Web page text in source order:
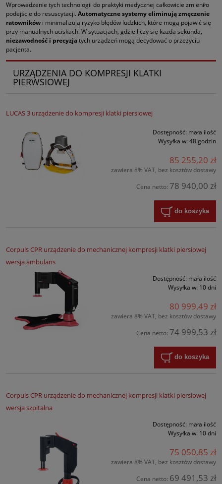
Wprowadzenie tych technologii do praktyki medycznej całkowicie zmieniło
podejście do resuscytacji. Automatyczne systemy eliminują zmęczenie
ratowników i minimalizują ryzyko błędów ludzkich, które mogą pojawić się
przy manualnych uciskach. W sytuacjach, gdzie liczy się każda sekunda,
niezawodność i precyzjatych urządzeń mogą decydować o przeżyciu
pacjenta.
URZĄDZENIA DO KOMPRESJI KLATKI
PIERWSIOWEJ
LUCAS 3 urządzenie do kompresji klatki piersiowej
Dostępność: mała ilość
Wysyłka w: 48 godzin
85 255,20 zł
zawiera 8% VAT, bez kosztów dostawy
Cena netto: 78 940,00 zł
do koszyka
Corpuls CPR urządzenie do mechanicznej kompresji klatki piersiowej
wersja ambulans
Dostępność: mała ilość
Wysyłka w: 10 dni
80 999,49 zł
zawiera 8% VAT, bez kosztów dostawy
Cena netto: 74 999,53 zł
do koszyka
Corpuls CPR urządzenie do mechanicznej kompresji klatki piersiowej
wersja szpitalna
Dostępność: mała ilość
Wysyłka w: 10 dni
75 050,85 zł
zawiera 8% VAT, bez kosztów dostawy
Cena netto: 69 491,53 zł